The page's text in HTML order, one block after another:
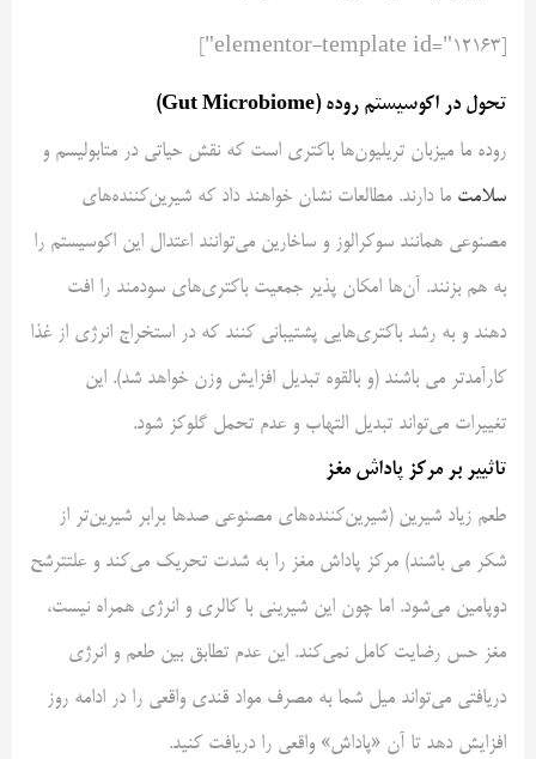
تحول در اکوسیستم روده (Gut Microbiome
)
روده ما میزبان تریلیون‌ها باکتری است که نقش حیاتی در متابولیسم و
سلامت ما دارند. مطالعات نشان خواهند داد که شیرین‌کننده‌های
مصنوعی همانند سوکرالوز و ساخارین می‌توانند اعتدال این اکوسیستم را
به هم بزنند. آن‌ها امکان پذیر جمعیت باکتری‌های سودمند را افت
دهند و به رشد باکتری‌هایی پشتیبانی کنند که در استخراج انرژی از غذا
کارآمدتر می باشند (و بالقوه تبدیل افزایش وزن خواهد شد). این
تغییرات می‌تواند تبدیل التهاب و عدم تحمل گلوکز شود.
تاثییر بر مرکز پاداش مغز
طعم زیاد شیرین (شیرین‌کننده‌های مصنوعی صدها برابر شیرین‌تر از
شکر می باشند) مرکز پاداش مغز را به شدت تحریک می‌کند و علتترشح
دوپامین می‌شود. اما چون این شیرینی با کالری و انرژی همراه نیست،
مغز حس رضایت کامل نمی‌کند. این عدم تطابق بین طعم و انرژی
دریافتی می‌تواند میل شما به مصرف مواد قندی واقعی را در ادامه روز
افزایش دهد تا آن «پاداش» واقعی را دریافت کنید.